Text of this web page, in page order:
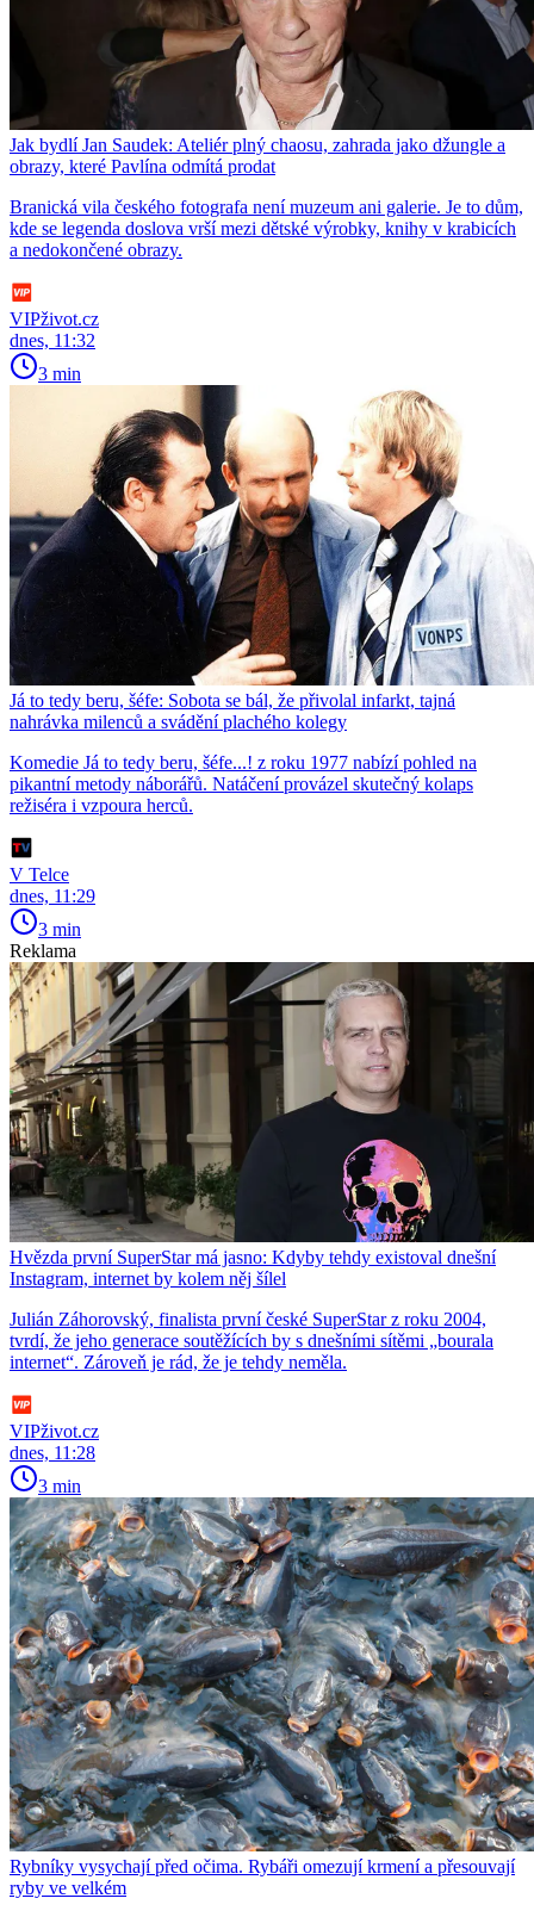
Jak bydlí Jan Saudek: Ateliér plný chaosu, zahrada jako džungle a
obrazy, které Pavlína odmítá prodat
Branická vila českého fotografa není muzeum ani galerie. Je to dům,
kde se legenda doslova vrší mezi dětské výrobky, knihy v krabicích
a nedokončené obrazy.
VIPživot.cz
dnes, 11:32
3 min
Já to tedy beru, šéfe: Sobota se bál, že přivolal infarkt, tajná
nahrávka milenců a svádění plachého kolegy
Komedie Já to tedy beru, šéfe...! z roku 1977 nabízí pohled na
pikantní metody náborářů. Natáčení provázel skutečný kolaps
režiséra i vzpoura herců.
V Telce
dnes, 11:29
3 min
Reklama
Hvězda první SuperStar má jasno: Kdyby tehdy existoval dnešní
Instagram, internet by kolem něj šílel
Julián Záhorovský, finalista první české SuperStar z roku 2004,
tvrdí, že jeho generace soutěžících by s dnešními sítěmi „bourala
internet“. Zároveň je rád, že je tehdy neměla.
VIPživot.cz
dnes, 11:28
3 min
Rybníky vysychají před očima. Rybáři omezují krmení a přesouvají
ryby ve velkém